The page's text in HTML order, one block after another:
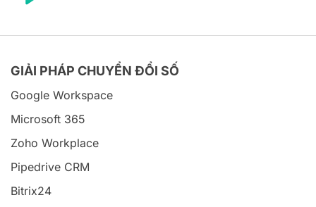
GIẢI PHÁP CHUYỂN ĐỔI SỐ
Google Workspace
Microsoft 365
Zoho Workplace
Pipedrive CRM
Bitrix24